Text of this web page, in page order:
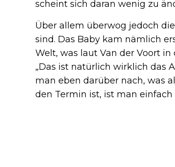
scheint sich daran wenig zu
Über allem überwog jedoch
sind. Das Baby kam nämlich
Welt, was laut Van der Voort
„Das ist natürlich wirklich das
man eben darüber nach, was
den Termin ist, ist man einfach